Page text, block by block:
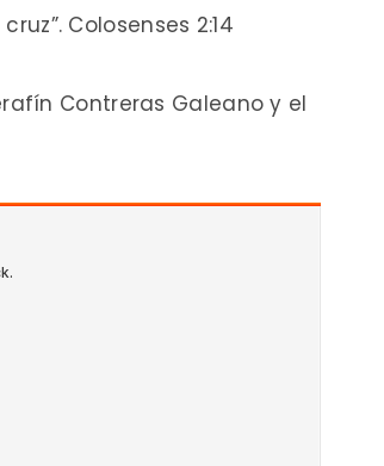
Colosenses 2:14
Contreras Galeano y el